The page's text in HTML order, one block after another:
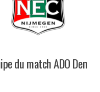
du match ADO Den